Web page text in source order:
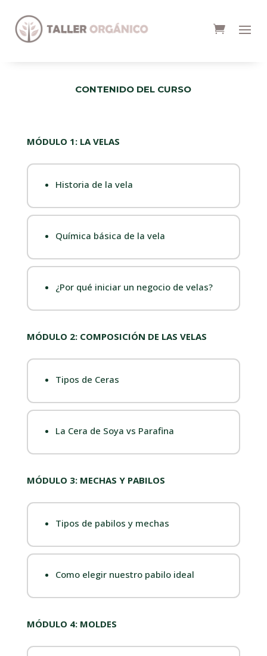
CONTENIDO DEL CURSO
MÓDULO 1: LA VELAS
Historia de la vela
Química básica de la vela
¿Por qué iniciar un negocio de velas?
MÓDULO 2: COMPOSICIÓN DE LAS VELAS
Tipos de Ceras
La Cera de Soya vs Parafina
MÓDULO 3: MECHAS Y PABILOS
Tipos de pabilos y mechas
Como elegir nuestro pabilo ideal
MÓDULO 4: MOLDES